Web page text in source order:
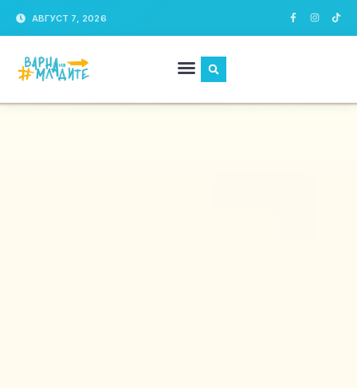
АВГУСТ 7, 2026